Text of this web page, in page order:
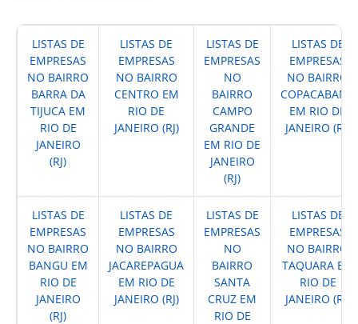
LISTAS DE
EMPRESAS
NO BAIRRO
BARRA DA
TIJUCA EM
RIO DE
JANEIRO
(RJ)
LISTAS DE
EMPRESAS
NO BAIRRO
CENTRO EM
RIO DE
JANEIRO (RJ)
LISTAS DE
EMPRESAS
NO
BAIRRO
CAMPO
GRANDE
EM RIO DE
JANEIRO
(RJ)
LISTAS DE
EMPRESAS
NO BAIRRO
COPACABANA
EM RIO DE
JANEIRO (RJ)
LISTAS DE
EMPRESAS
NO BAIRRO
BANGU EM
RIO DE
JANEIRO
(RJ)
LISTAS DE
EMPRESAS
NO BAIRRO
JACAREPAGUA
EM RIO DE
JANEIRO (RJ)
LISTAS DE
EMPRESAS
NO
BAIRRO
SANTA
CRUZ EM
RIO DE
LISTAS DE
EMPRESAS
NO BAIRRO
TAQUARA EM
RIO DE
JANEIRO (RJ)